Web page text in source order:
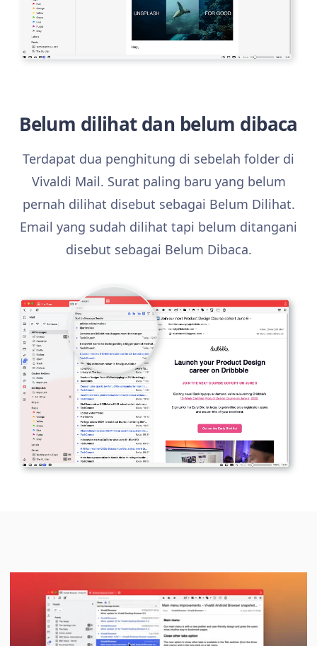
Belum dilihat dan belum dibaca
Terdapat dua penghitung di sebelah folder di
Vivaldi Mail. Surat paling baru yang belum
pernah dilihat disebut sebagai Belum Dilihat.
Email yang sudah dilihat tapi belum ditangani
disebut sebagai Belum Dibaca.